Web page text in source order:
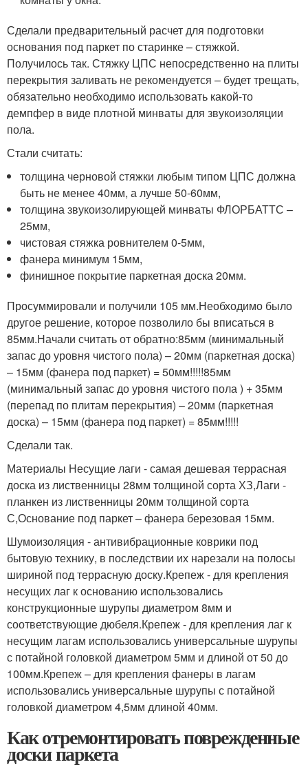
Сделали предварительный расчет для подготовки
основания под паркет по старинке – стяжкой.
Получилось так. Стяжку ЦПС непосредственно на плиты
перекрытия заливать не рекомендуется – будет трещать,
обязательно необходимо использовать какой-то
демпфер в виде плотной минваты для звукоизоляции
пола.
Стали считать:
толщина черновой стяжки любым типом ЦПС должна
быть не менее 40мм, а лучше 50-60мм,
толщина звукоизолирующей минваты ФЛОРБАТТС –
25мм,
чистовая стяжка ровнителем 0-5мм,
фанера минимум 15мм,
финишное покрытие паркетная доска 20мм.
Просуммировали и получили 105 мм.Необходимо было
другое решение, которое позволило бы вписаться в
85мм.Начали считать от обратно:85мм (минимальный
запас до уровня чистого пола) – 20мм (паркетная доска)
– 15мм (фанера под паркет) = 50мм!!!!!85мм
(минимальный запас до уровня чистого пола ) + 35мм
(перепад по плитам перекрытия) – 20мм (паркетная
доска) – 15мм (фанера под паркет) = 85мм!!!!!
Сделали так.
Материалы Несущие лаги - самая дешевая террасная
доска из лиственницы 28мм толщиной сорта ХЗ,Лаги -
планкен из лиственницы 20мм толщиной сорта
С,Основание под паркет – фанера березовая 15мм.
Шумоизоляция - антивибрационные коврики под
бытовую технику, в последствии их нарезали на полосы
шириной под террасную доску.Крепеж - для крепления
несущих лаг к основанию использовались
конструкционные шурупы диаметром 8мм и
соответствующие дюбеля.Крепеж - для крепления лаг к
несущим лагам использовались универсальные шурупы
с потайной головкой диаметром 5мм и длиной от 50 до
100мм.Крепеж – для крепления фанеры в лагам
использовались универсальные шурупы с потайной
головкой диаметром 4,5мм длиной 40мм.
Как отремонтировать поврежденные
доски паркета